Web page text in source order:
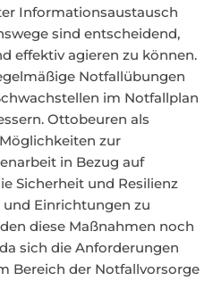
Informationsaustausch
sind entscheidend,
effektiv agieren zu können.
Notfallübungen
im Notfallplan
Ottobeuren als
zur
in Bezug auf
Sicherheit und Resilienz
Einrichtungen zu
diese Maßnahmen noch
sich die Anforderungen
Bereich der Notfallvorsorge